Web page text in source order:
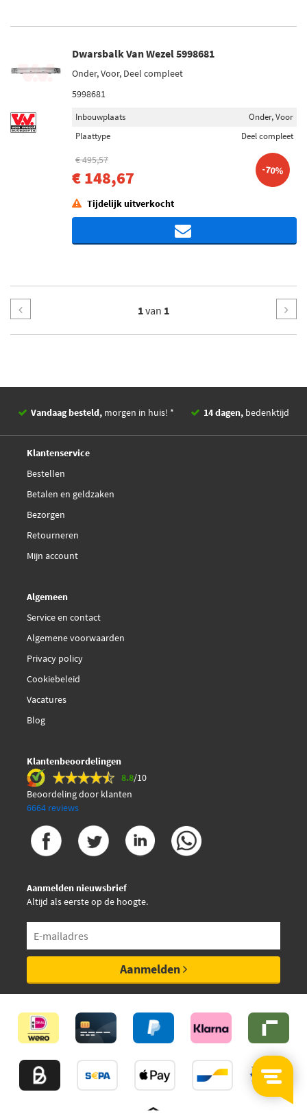
Dwarsbalk Van Wezel 5998681
Onder, Voor, Deel compleet
5998681
Inbouwplaats
Onder, Voor
Plaattype
Deel compleet
€ 495,57
€ 148,67 -70%
Tijdelijk uitverkocht
1van 1
Vandaag besteld, morgen in huis! * 14 dagen, bedenktijd
Klantenservice
Bestellen
Betalen en geldzaken
Bezorgen
Retourneren
Mijn account
Algemeen
Service en contact
Algemene voorwaarden
Privacy policy
Cookiebeleid
Vacatures
Blog
Klantenbeoordelingen
8.8/10
Beoordeling door klanten
6664 reviews
Aanmelden nieuwsbrief
Altijd als eerste op de hoogte.
Aanmelden